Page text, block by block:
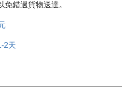
錯過貨物送達。
2天